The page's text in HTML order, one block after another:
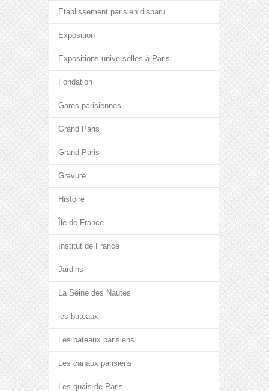
Etablissement parisien disparu
Exposition
Expositions universelles à Paris
Fondation
Gares parisiennes
Grand Paris
Grand Paris
Gravure
Histoire
Île-de-France
Institut de France
Jardins
La Seine des Nautes
les bateaux
Les bateaux parisiens
Les canaux parisiens
Les quais de Paris